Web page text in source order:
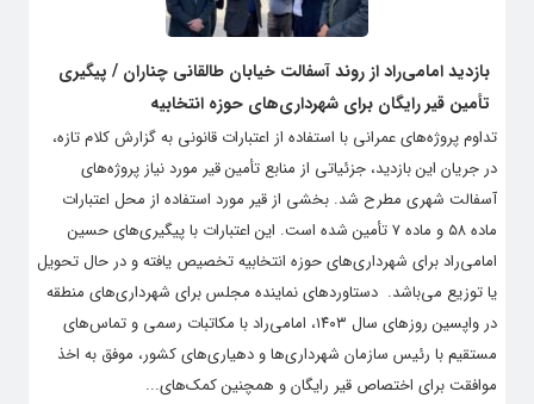
بازدید امامی‌راد از روند آسفالت خیابان طالقانی چناران / پیگیری
تأمین قیر رایگان برای شهرداری‌های حوزه انتخابیه
تداوم پروژه‌های عمرانی با استفاده از اعتبارات قانونی به گزارش کلام تازه،
در جریان این بازدید، جزئیاتی از منابع تأمین قیر مورد نیاز پروژه‌های
آسفالت شهری مطرح شد. بخشی از قیر مورد استفاده از محل اعتبارات
ماده ۵۸ و ماده ۷ تأمین شده است. این اعتبارات با پیگیری‌های حسین
امامی‌راد برای شهرداری‌های حوزه انتخابیه تخصیص یافته و در حال تحویل
یا توزیع می‌باشد. ‌ دستاوردهای نماینده مجلس برای شهرداری‌های منطقه
در واپسین روزهای سال ۱۴۰۳، امامی‌راد با مکاتبات رسمی و تماس‌های
مستقیم با رئیس سازمان شهرداری‌ها و دهیاری‌های کشور، موفق به اخذ
موافقت برای اختصاص قیر رایگان و همچنین کمک‌های...